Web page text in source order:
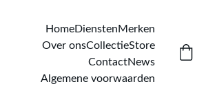
HomeDienstenMerken
Over onsCollectieStore
ContactNews
Algemene voorwaarden